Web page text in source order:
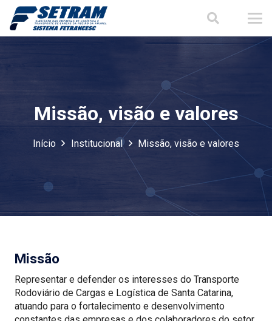
Missão, visão e valores
Início Institucional Missão, visão e valores
Missão
Representar e defender os interesses do Transporte
Rodoviário de Cargas e Logística de Santa Catarina,
atuando para o fortalecimento e desenvolvimento